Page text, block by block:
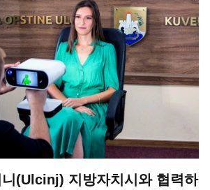
(Ulcinj) 지방자치시와 협력하